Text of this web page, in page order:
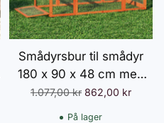
Smådyrsbur til smådyr
180 x 90 x 48 cm med
udendørs indhegning
multifunktionel grantræ
Normalpris
1.077,00 kr 862,00 kr
På lager